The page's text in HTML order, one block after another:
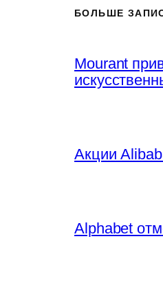
БОЛЬШЕ
Mourant
Акции
Alphabet